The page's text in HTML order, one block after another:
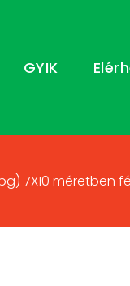
GYIK
7X10